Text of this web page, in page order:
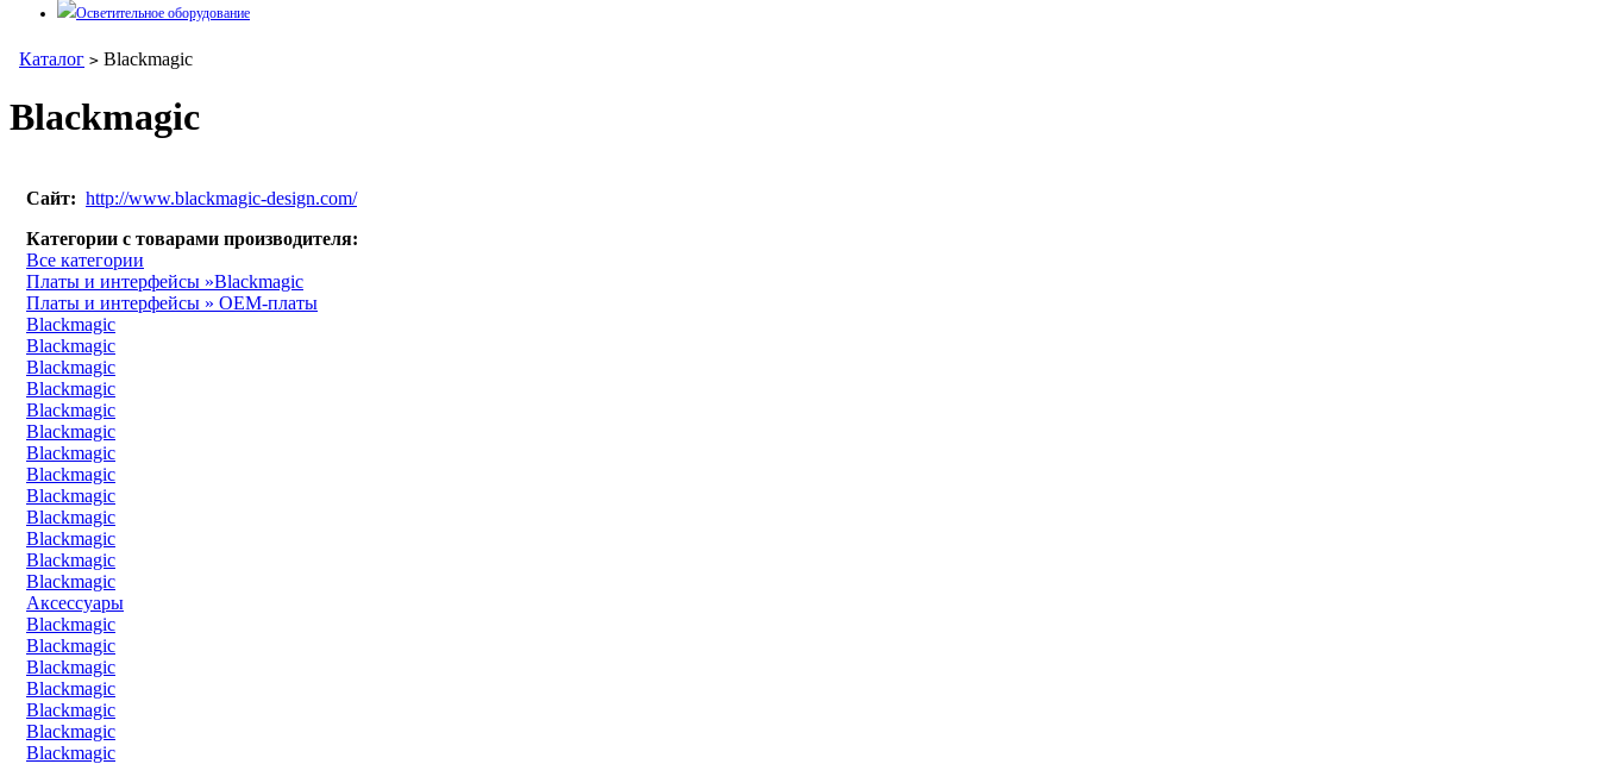
Осветительное оборудование
Каталог > Blackmagic
Blackmagic
Сайт: http://www.blackmagic-design.com/
Категории с товарами производителя:
Все категории
Платы и интерфейсы »Blackmagic
Платы и интерфейсы » OEM-платы
Blackmagic
Blackmagic
Blackmagic
Blackmagic
Blackmagic
Blackmagic
Blackmagic
Blackmagic
Blackmagic
Blackmagic
Blackmagic
Blackmagic
Blackmagic
Аксессуары
Blackmagic
Blackmagic
Blackmagic
Blackmagic
Blackmagic
Blackmagic
Blackmagic